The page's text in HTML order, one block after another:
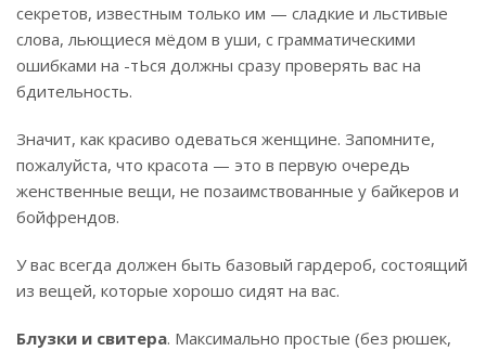
секретов, известным только им — сладкие и льстивые
слова, льющиеся мёдом в уши, c грамматическими
ошибками на -тЬся должны сразу проверять вас на
бдительность.
Значит, как красиво одеваться женщине. Запомните,
пожалуйста, что красота — это в первую очередь
женственные вещи, не позаимствованные у байкеров и
бойфрендов.
У вас всегда должен быть базовый гардероб, состоящий
из вещей, которые хорошо сидят на вас.
Блузки и свитера. Максимально простые (без рюшек,